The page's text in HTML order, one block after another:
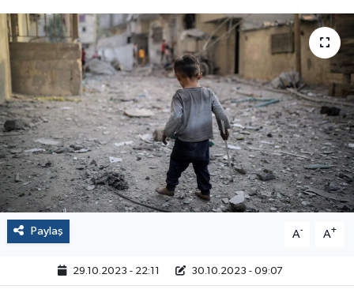
Paylaş A- A+
29.10.2023 - 22:11 30.10.2023 - 09:07
Politika
Sağlık
Spor
Yaşam
Çalışma Hayatı
Kadın
Yurt